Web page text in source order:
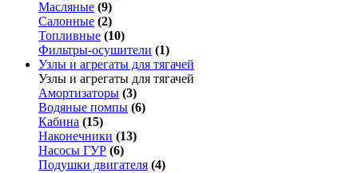
Масляные (9)
Салонные (2)
Топливные (10)
Фильтры-осушители (1)
Узлы и агрегаты для тягачей
Узлы и агрегаты для тягачей
Амортизаторы (3)
Водяные помпы (6)
Кабина (15)
Наконечники (13)
Насосы ГУР (6)
Подушки двигателя (4)